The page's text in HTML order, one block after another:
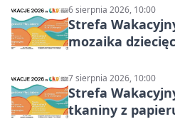
6 sierpnia 2026, 10:00
Strefa
mozaika
7 sierpnia 2026, 10:00
Strefa
tkaniny z